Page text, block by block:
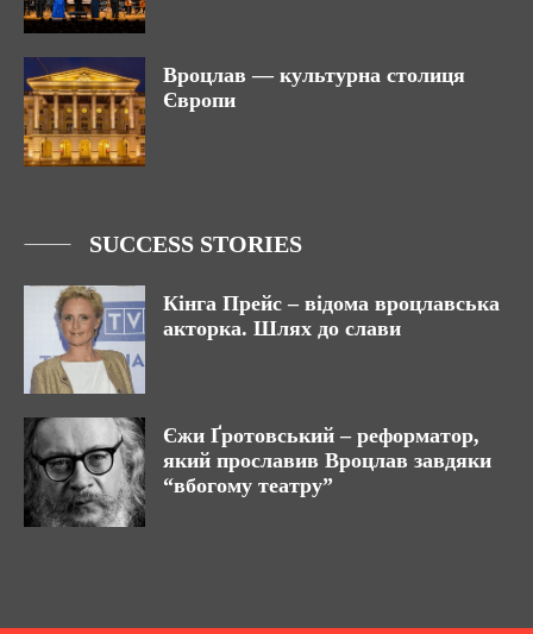
Вроцлав — культурна столиця
Європи
SUCCESS STORIES
Кінга Прейс – відома вроцлавська
акторка. Шлях до слави
Єжи Ґротовський – реформатор,
який прославив Вроцлав завдяки
“вбогому театру”